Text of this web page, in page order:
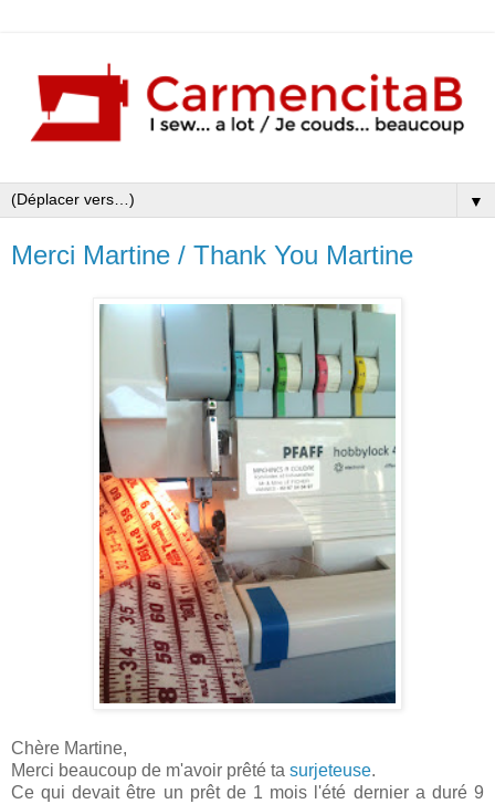
▼
Merci Martine / Thank You Martine
Chère Martine,
Merci beaucoup de m'avoir prêté ta surjeteuse.
Ce qui devait être un prêt de 1 mois l'été dernier a duré 9